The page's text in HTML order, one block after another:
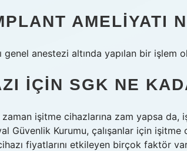
AMELIYATI
genel anestezi altında yapılan bir işlem
IÇIN SGK NE
zaman işitme cihazlarına zam yapsa
Güvenlik Kurumu, çalışanlar için işitme
fiyatlarını etkileyen birçok faktör